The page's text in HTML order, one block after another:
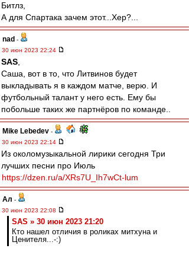
Битлз,
А для Спартака зачем этот...Хер?...
nad -
30 июн 2023 22:24
SAS
Саша, вот в то, что Литвинов будет
выкладывать я в каждом матче, верю. И
футбольный талант у него есть. Ему бы
побольше таких же партнёров по команде..
Mike Lebedev -
30 июн 2023 22:14
Из околомузыкальной лирики сегодня Три
лучших песни про Июль
https://dzen.ru/a/XRs7U_Ih7wCt-lum
Ал -
30 июн 2023 22:08
SAS » 30 июн 2023 21:20
Кто нашел отличия в роликах митхуна и
Ценителя...-:)